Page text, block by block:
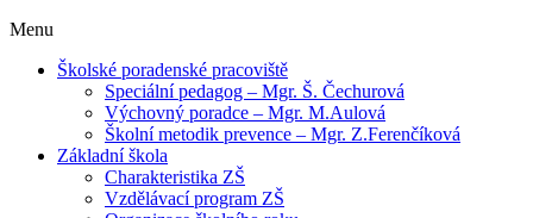
Menu
Školské poradenské pracoviště
Speciální pedagog – Mgr. Š. Čechurová
Výchovný poradce – Mgr. M.Aulová
Školní metodik prevence – Mgr. Z.Ferenčíková
Základní škola
Charakteristika ZŠ
Vzdělávací program ZŠ